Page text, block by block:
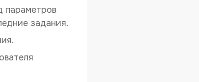
параметров
задания.